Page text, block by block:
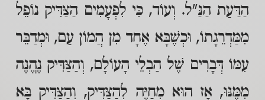
הַדַּעַת הַנַּ"ל. וְעוֹד, כִּי לִפְעָמִים הַצַּדִּיק נוֹפֵל
מִמַּדְרֵגָתוֹ, וּכְשֶׁבָּא אֶחָד מִן הֲמוֹן עַם, וּמְדַבֵּר
עִמּוֹ דְּבָרִים שֶׁל הַבְלֵי הָעוֹלָם, וְהַצַּדִּיק נֶהֱנֶה
מִמֶּנּוּ, אָז הוּא מְחַיֶּה לְהַצַּדִּיק, וְהַצַּדִּיק בָּא